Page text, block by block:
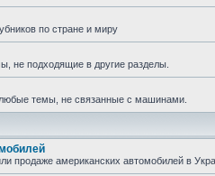
по стране и миру
не подходящие в другие разделы.
темы, не связанные с машинами.
продаже американских автомобилей в